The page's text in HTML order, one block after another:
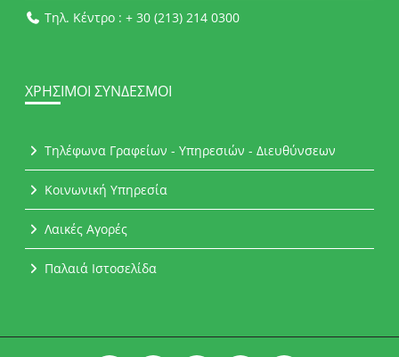
Τηλ. Κέντρο : + 30 (213) 214 0300
ΧΡΉΣΙΜΟΙ ΣΎΝΔΕΣΜΟΙ
Τηλέφωνα Γραφείων - Υπηρεσιών - Διευθύνσεων
Κοινωνική Υπηρεσία
Λαικές Αγορές
Παλαιά Ιστοσελίδα